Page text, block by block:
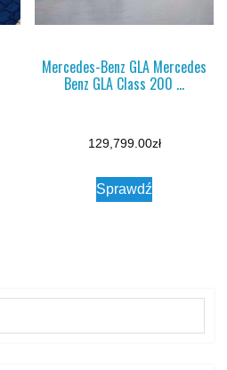
Mercedes-Benz GLA Mercedes
Benz GLA Class 200 …
129,799.00zł
Sprawdź